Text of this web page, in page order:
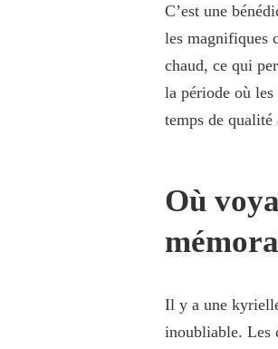
C’est une
les magnifiques
chaud, ce qui
la période où
temps de qualité
Où
Il y a une
inoubliable. Les